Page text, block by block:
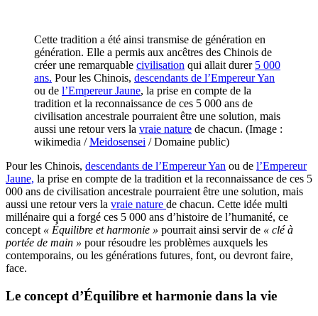
Cette tradition a été ainsi transmise de génération en
génération. Elle a permis aux ancêtres des Chinois de
créer une remarquable civilisation qui allait durer 5 000
ans. Pour les Chinois, descendants de l’Empereur Yan
ou de l’Empereur Jaune, la prise en compte de la
tradition et la reconnaissance de ces 5 000 ans de
civilisation ancestrale pourraient être une solution, mais
aussi une retour vers la vraie nature de chacun. (Image :
wikimedia /Meidosensei / Domaine public)
Pour les Chinois, descendants de l’Empereur Yan ou de l’Empereur
Jaune, la prise en compte de la tradition et la reconnaissance de ces 5
000 ans de civilisation ancestrale pourraient être une solution, mais
aussi une retour vers la vraie nature de chacun. Cette idée multi
millénaire qui a forgé ces 5 000 ans d’histoire de l’humanité, ce
concept « Équilibre et harmonie » pourrait ainsi servir de « clé à
portée de main » pour résoudre les problèmes auxquels les
contemporains, ou les générations futures, font, ou devront faire,
face.
Le concept d’Équilibre et harmonie dans la vie